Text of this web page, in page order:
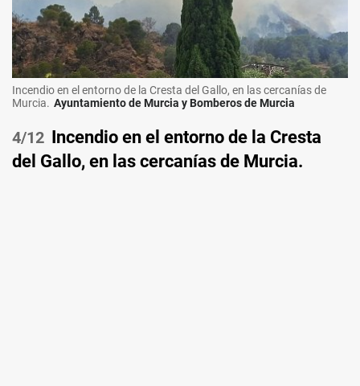
Incendio en el entorno de la Cresta del Gallo, en las cercanías de
Murcia. Ayuntamiento de Murcia y Bomberos de Murcia
/12 Incendio en el entorno de la Cresta
del Gallo, en las cercanías de Murcia.